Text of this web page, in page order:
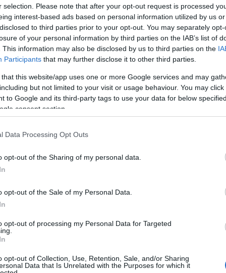
selection. Please note that after your opt-out request is processed
interest-based ads based on personal information utilized by us
to third parties prior to your opt-out. You may separately
of your personal information by third parties on the IAB’s list of
This information may also be disclosed by us to third parties on the
Participants that may further disclose it to other third parties.
that this website/app uses one or more Google services and may
but not limited to your visit or usage behaviour. You may
to Google and its third-party tags to use your data for below
consent section.
Data Processing Opt Outs
opt-out of the Sharing of my personal data.
opt-out of the Sale of my Personal Data.
opt-out of processing my Personal Data for Targeted
opt-out of Collection, Use, Retention, Sale, and/or Sharing
Data that Is Unrelated with the Purposes for which it
πανηγύρισαν μαζί την νίκη. Το πρωί της
συγκινητική ανάρτηση στον
, κάνοντας τον δικό του
τουMasterChef 2025.